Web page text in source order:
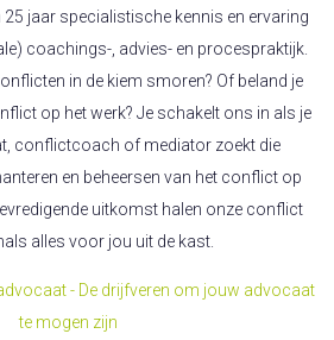
jaar specialistische kennis en ervaring
coachings-, advies- en procespraktijk.
in de kiem smoren? Of beland je
op het werk? Je schakelt ons in als je
conflictcoach of mediator zoekt die
en beheersen van het conflict op
uitkomst halen onze conflict
alles voor jou uit de kast.
- De drijfveren om jouw advocaat
te mogen zijn